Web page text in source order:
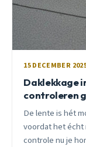
15 DECEMBER
Daklekkage
controleren
De lente is hét
voordat het écht
controle nu je